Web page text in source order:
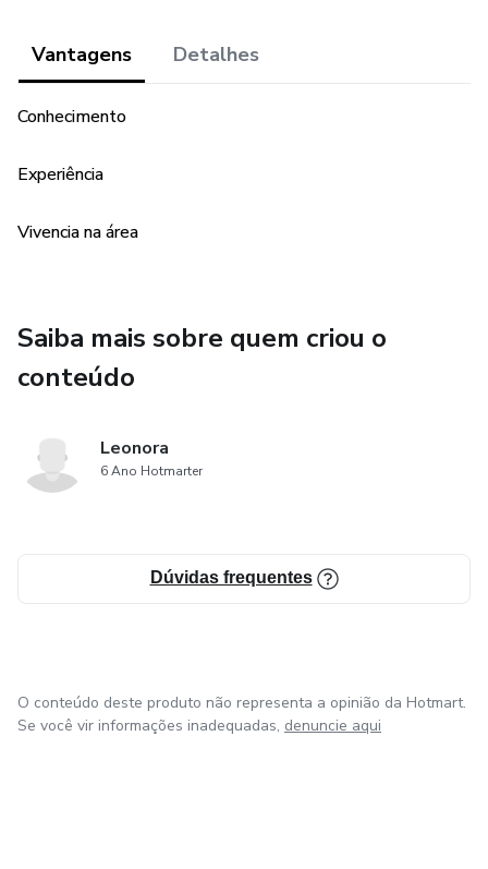
Vantagens Detalhes
Conhecimento
Experiência
Vivencia na área
Saiba mais sobre quem criou o
conteúdo
Leonora
6 Ano Hotmarter
Dúvidas frequentes
O conteúdo deste produto não representa a opinião da Hotmart.
Se você vir informações inadequadas, denuncie aqui